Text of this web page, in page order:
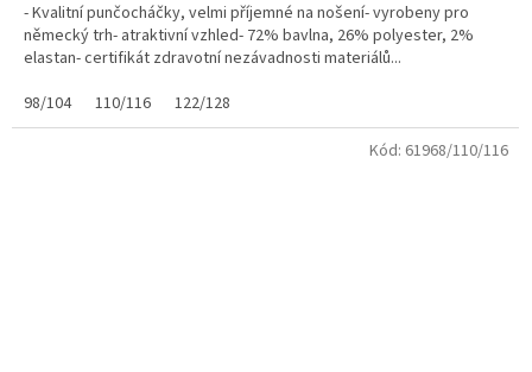
- Kvalitní punčocháčky, velmi příjemné na nošení- vyrobeny pro
německý trh- atraktivní vzhled- 72% bavlna, 26% polyester, 2%
elastan- certifikát zdravotní nezávadnosti materiálů...
98/104
110/116 122/128
Kód: 61968/110/116